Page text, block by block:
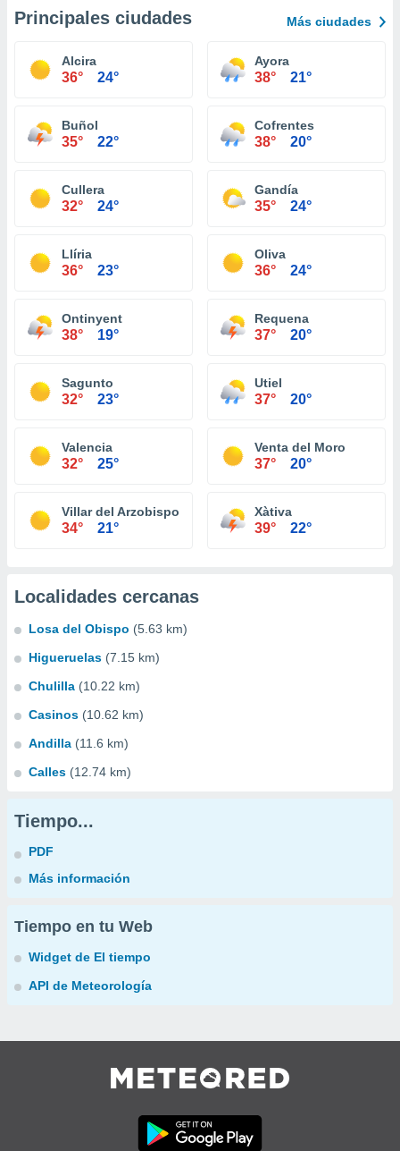
Principales ciudades Más ciudades
Alcira
36° 24°
Ayora
38° 21°
Buñol
35° 22°
Cofrentes
38° 20°
Cullera
32° 24°
Gandía
35° 24°
Llíria
36° 23°
Oliva
36° 24°
Ontinyent
38° 19°
Requena
37° 20°
Sagunto
32° 23°
Utiel
37° 20°
Valencia
32° 25°
Venta del Moro
37° 20°
Villar del Arzobispo
34° 21°
Xàtiva
39° 22°
Localidades cercanas
Losa del Obispo (5.63 km)
Higueruelas (7.15 km)
Chulilla (10.22 km)
Casinos (10.62 km)
Andilla (11.6 km)
Calles (12.74 km)
Tiempo...
PDF
Más información
Tiempo en tu Web
Widget de El tiempo
API de Meteorología